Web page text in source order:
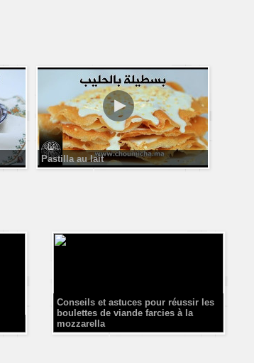
Pastilla au lait
Conseils et astuces pour réussir les
boulettes de viande farcies à la
mozzarella